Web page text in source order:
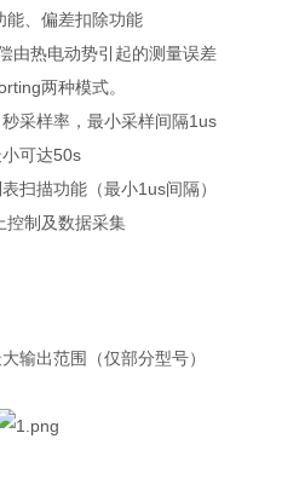
能、偏差扣除功能
由热电动势引起的测量误差
两种模式。
秒采样率，最小采样间隔1us
可达50s
扫描功能（最小1us间隔）
控制及数据采集
输出范围（仅部分型号）